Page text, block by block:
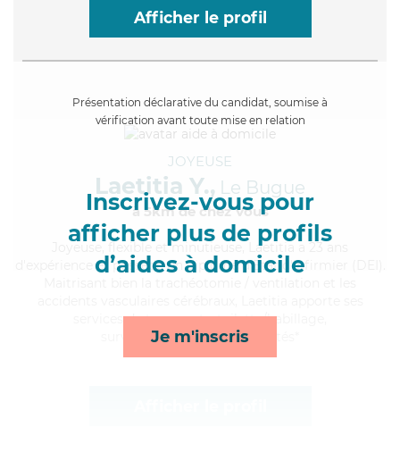
Afficher le profil
Présentation déclarative du candidat, soumise à
vérification avant toute mise en relation
Inscrivez-vous pour
afficher plus de profils
d’aides à domicile
Je m'inscris
JOYEUSE
Laetitia Y., Le Bugue
à 5km de chez Vous
, flexible et minutieuse, Laetitia a 23 ans
d'expérience et possède un diplôme d'Etat d'infirmier (DEI).
services de transports, toilette/habillage,
surveillance de nuit et activités*